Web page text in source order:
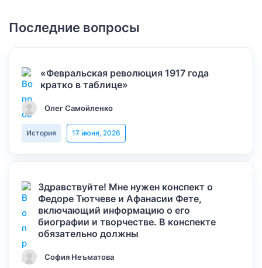
Последние вопросы
«Февральская революция 1917 года
кратко в таблице»
Олег Самойленко
История 17 июня, 2026
Здравствуйте! Мне нужен конспект о
Федоре Тютчеве и Афанасии Фете,
включающий информацию о его
биографии и творчестве. В конспекте
обязательно должны
София Неъматова